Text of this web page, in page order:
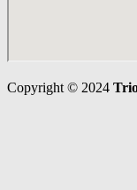
Copyright © 2024